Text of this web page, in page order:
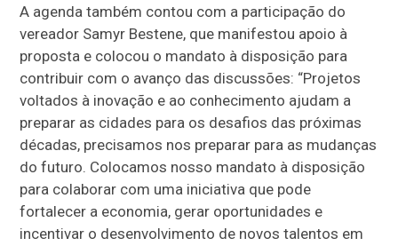
A agenda também contou com a participação do
vereador Samyr Bestene, que manifestou apoio à
proposta e colocou o mandato à disposição para
contribuir com o avanço das discussões: “Projetos
voltados à inovação e ao conhecimento ajudam a
preparar as cidades para os desafios das próximas
décadas, precisamos nos preparar para as mudanças
do futuro. Colocamos nosso mandato à disposição
para colaborar com uma iniciativa que pode
fortalecer a economia, gerar oportunidades e
incentivar o desenvolvimento de novos talentos em